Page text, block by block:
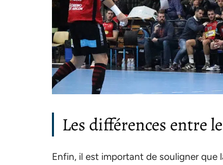
Les différences entre
Enfin, il est important de souligner que